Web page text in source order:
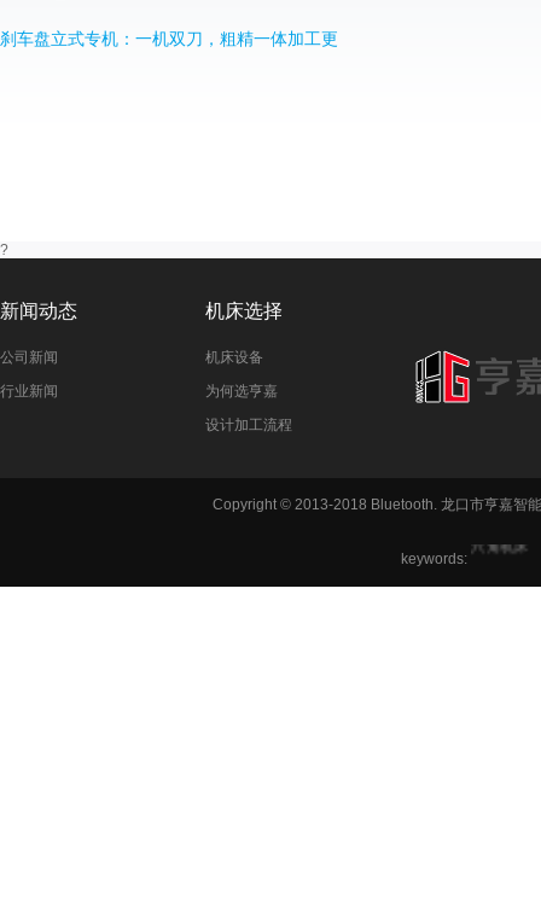
刹车盘立式专机：一机双刀，粗精一体加工更
?
新闻动态
公司新闻
行业新闻
机床选择
机床设备
为何选亨嘉
设计加工流程
Copyright © 2013-2018 Bluetooth. 龙口市亨嘉智
keywords:
六角机床